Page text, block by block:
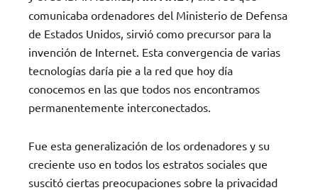
comunicaba ordenadores del Ministerio de Defensa
de Estados Unidos, sirvió como precursor para la
invención de Internet. Esta convergencia de varias
tecnologías daría pie a la red que hoy día
conocemos en las que todos nos encontramos
permanentemente interconectados.
Fue esta generalización de los ordenadores y su
creciente uso en todos los estratos sociales que
suscitó ciertas preocupaciones sobre la privacidad